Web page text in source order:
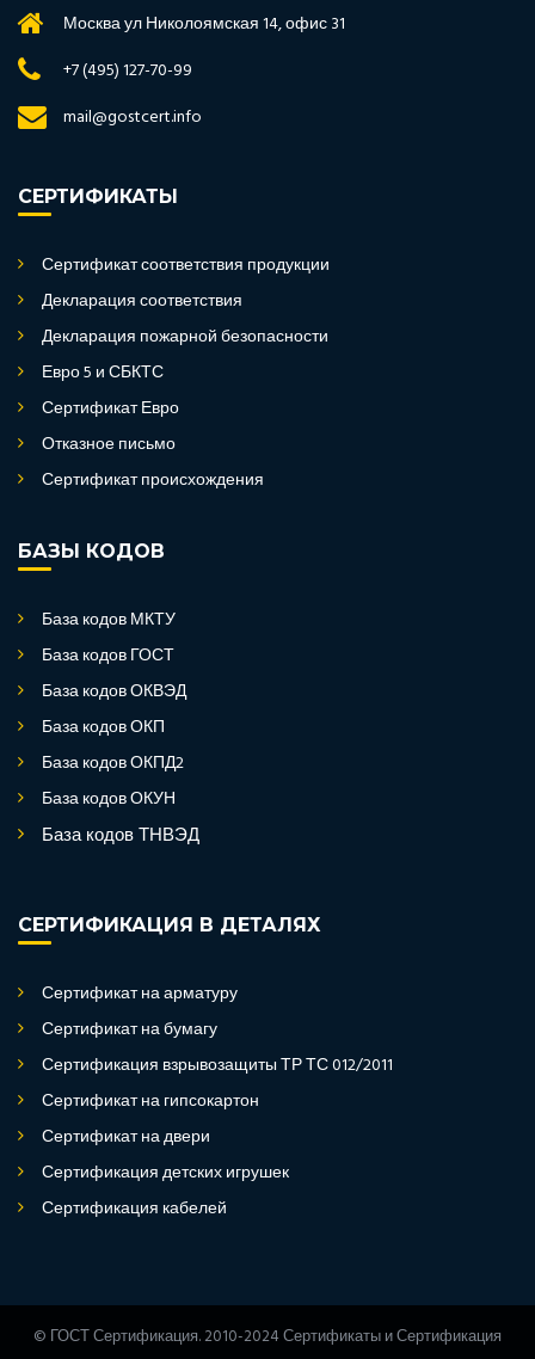
Москва ул Николоямская 14, офис 31
+7 (495) 127-70-99
mail@gostcert.info
СЕРТИФИКАТЫ
Сертификат соответствия продукции
Декларация соответствия
Декларация пожарной безопасности
Евро 5 и СБКТС
Сертификат Евро
Отказное письмо
Сертификат происхождения
БАЗЫ КОДОВ
База кодов МКТУ
База кодов ГОСТ
База кодов ОКВЭД
База кодов ОКП
База кодов ОКПД2
База кодов ОКУН
База кодов ТНВЭД
СЕРТИФИКАЦИЯ В ДЕТАЛЯХ
Сертификат на арматуру
Сертификат на бумагу
Сертификация взрывозащиты ТР ТС 012/2011
Сертификат на гипсокартон
Сертификат на двери
Сертификация детских игрушек
Сертификация кабелей
© ГОСТ Сертификация. 2010-2024 Сертификаты и Сертификация